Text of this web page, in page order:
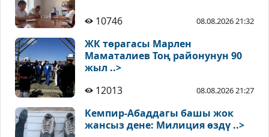
10746 08.08.2026 21:32
ЖК төрагасы Марлен
Маматалиев Тоң районунун 90
жыл ..>
12013
08.08.2026 21:27
Кемпир-Абаддагы башы жок
жансыз дене: Милиция өздү ..>